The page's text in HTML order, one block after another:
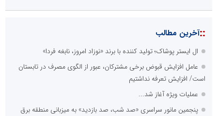
::آخرین مطالب
ال ایستر پوشاک؛ تولید کننده با برند «نوزاد امروز، نابغه فردا»
عامل افزایش قبوض برخی مشترکان، عبور از الگوی مصرف در تابستان
است/ افزایش تعرفه نداشتیم
عملیات ویژه آغاز شد...
پنجمین مانور سراسری «صد شب، صد بازدید» به میزبانی منطقه برق